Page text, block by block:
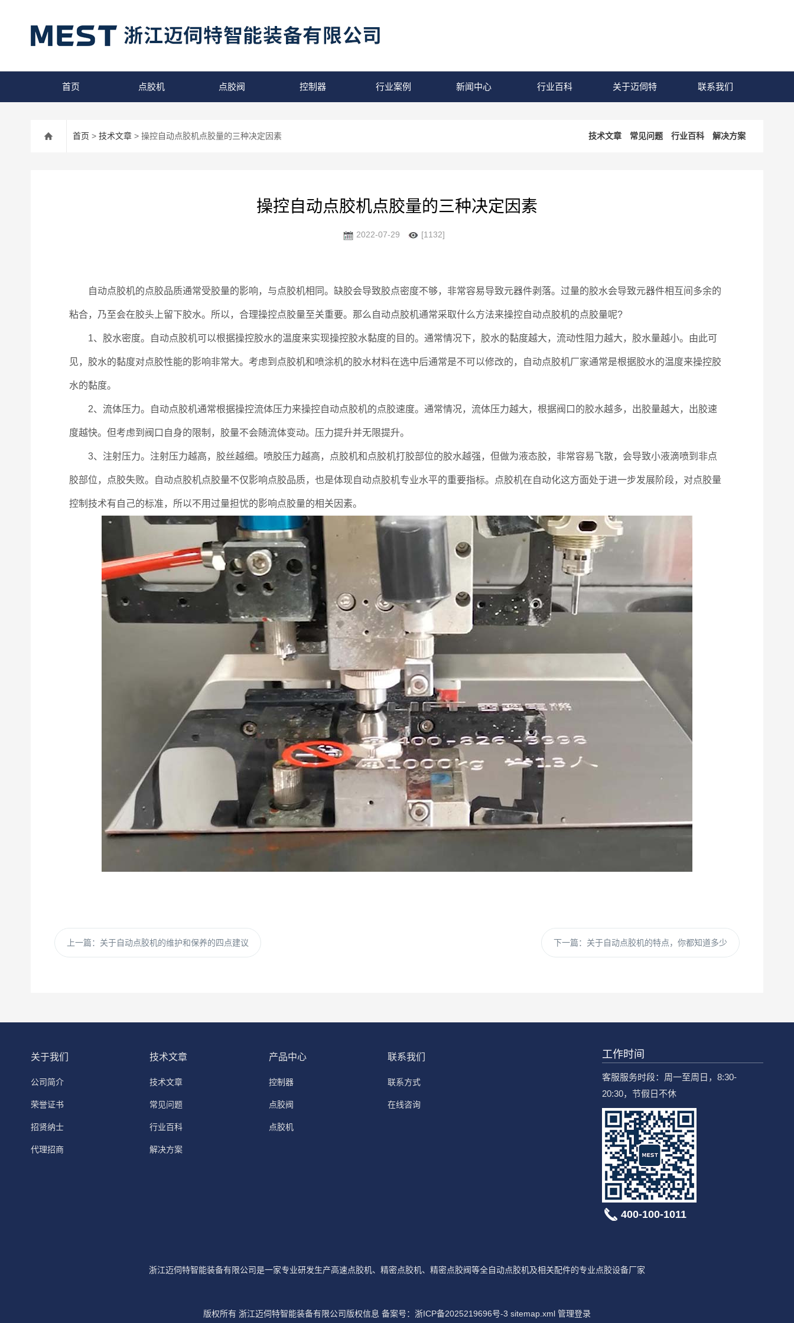
首页 点胶机 点胶阀 控制器 行业案例 新闻中心 行业百科 关于迈伺特 联系我们
首页 > 技术文章 > 操控自动点胶机点胶量的三种决定因素 技术文章 常见问题 行业百科 解决方案
操控自动点胶机点胶量的三种决定因素
2022-07-29 [1132]
自动点胶机的点胶品质通常受胶量的影响，与点胶机相同。缺胶会导致胶点密度不够，非常容易导致元器件剥落。过量的胶水会导致元器件相互间多余的
粘合，乃至会在胶头上留下胶水。所以，合理操控点胶量至关重要。那么自动点胶机通常采取什么方法来操控自动点胶机的点胶量呢?
1、胶水密度。自动点胶机可以根据操控胶水的温度来实现操控胶水黏度的目的。通常情况下，胶水的黏度越大，流动性阻力越大，胶水量越小。由此可
见，胶水的黏度对点胶性能的影响非常大。考虑到点胶机和喷涂机的胶水材料在选中后通常是不可以修改的，自动点胶机厂家通常是根据胶水的温度来操控胶
水的黏度。
2、流体压力。自动点胶机通常根据操控流体压力来操控自动点胶机的点胶速度。通常情况，流体压力越大，根据阀口的胶水越多，出胶量越大，出胶速
度越快。但考虑到阀口自身的限制，胶量不会随流体变动。压力提升并无限提升。
3、注射压力。注射压力越高，胶丝越细。喷胶压力越高，点胶机和点胶机打胶部位的胶水越强，但做为液态胶，非常容易飞散，会导致小液滴喷到非点
胶部位，点胶失败。自动点胶机点胶量不仅影响点胶品质，也是体现自动点胶机专业水平的重要指标。点胶机在自动化这方面处于进一步发展阶段，对点胶量
控制技术有自己的标准，所以不用过量担忧的影响点胶量的相关因素。
上一篇： 关于自动点胶机的维护和保养的四点建议 下一篇： 关于自动点胶机的特点，你都知道多少
关于我们
公司简介
荣誉证书
招贤纳士
代理招商
技术文章
技术文章
常见问题
行业百科
解决方案
产品中心
控制器
点胶阀
点胶机
联系我们
联系方式
在线咨询
工作时间
客服服务时段：周一至周日，8:30-
20:30，节假日不休
400-100-1011
浙江迈伺特智能装备有限公司是一家专业研发生产高速点胶机、精密点胶机、精密点胶阀等全自动点胶机及相关配件的专业点胶设备厂家
版权所有 浙江迈伺特智能装备有限公司版权信息 备案号： 浙ICP备2025219696号-3 sitemap.xml 管理登录